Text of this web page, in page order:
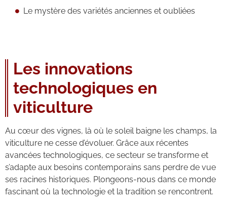
Le mystère des variétés anciennes et oubliées
Les innovations
technologiques en
viticulture
Au cœur des vignes, là où le soleil baigne les champs, la
viticulture ne cesse d’évoluer. Grâce aux récentes
avancées technologiques, ce secteur se transforme et
s’adapte aux besoins contemporains sans perdre de vue
ses racines historiques. Plongeons-nous dans ce monde
fascinant où la technologie et la tradition se rencontrent.